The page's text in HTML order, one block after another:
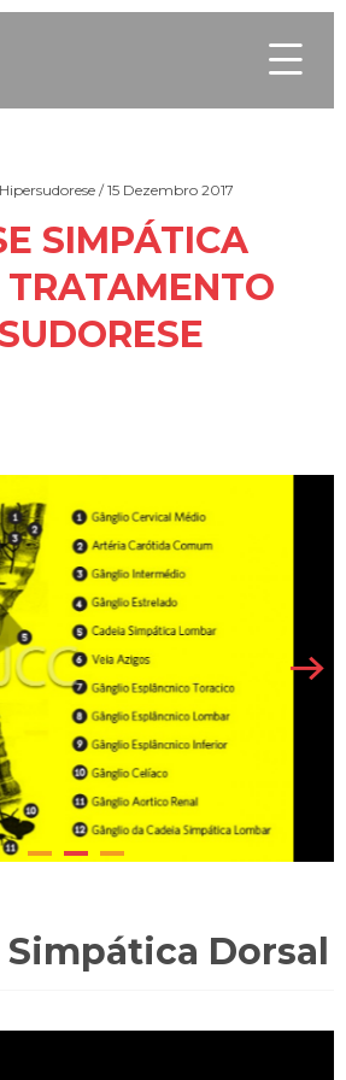

/ 15 Dezembro 2017
SIMPÁTICA
Dorsal